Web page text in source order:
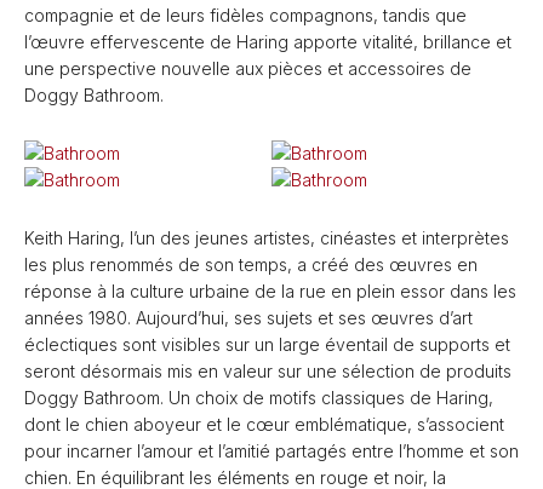
compagnie et de leurs fidèles compagnons, tandis que
l’œuvre effervescente de Haring apporte vitalité, brillance et
une perspective nouvelle aux pièces et accessoires de
Doggy Bathroom.
Keith Haring, l’un des jeunes artistes, cinéastes et interprètes
les plus renommés de son temps, a créé des œuvres en
réponse à la culture urbaine de la rue en plein essor dans les
années 1980. Aujourd’hui, ses sujets et ses œuvres d’art
éclectiques sont visibles sur un large éventail de supports et
seront désormais mis en valeur sur une sélection de produits
Doggy Bathroom. Un choix de motifs classiques de Haring,
dont le chien aboyeur et le cœur emblématique, s’associent
pour incarner l’amour et l’amitié partagés entre l’homme et son
chien. En équilibrant les éléments en rouge et noir, la